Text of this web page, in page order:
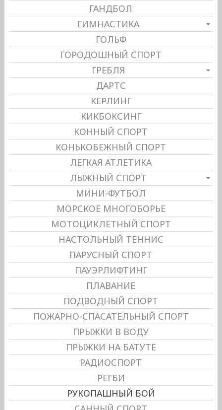
ГАНДБОЛ
ГИМНАСТИКА
ГОЛЬФ
ГОРОДОШНЫЙ СПОРТ
ГРЕБЛЯ
ДАРТС
КЕРЛИНГ
КИКБОКСИНГ
КОННЫЙ СПОРТ
КОНЬКОБЕЖНЫЙ СПОРТ
ЛЕГКАЯ АТЛЕТИКА
ЛЫЖНЫЙ СПОРТ
МИНИ-ФУТБОЛ
МОРСКОЕ МНОГОБОРЬЕ
МОТОЦИКЛЕТНЫЙ СПОРТ
НАСТОЛЬНЫЙ ТЕННИС
ПАРУСНЫЙ СПОРТ
ПАУЭРЛИФТИНГ
ПЛАВАНИЕ
ПОДВОДНЫЙ СПОРТ
ПОЖАРНО-СПАСАТЕЛЬНЫЙ СПОРТ
ПРЫЖКИ В ВОДУ
ПРЫЖКИ НА БАТУТЕ
РАДИОСПОРТ
РЕГБИ
РУКОПАШНЫЙ БОЙ